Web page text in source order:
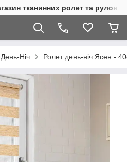
тканинних ролет та
День-Ніч Ролет день-ніч Ясен -